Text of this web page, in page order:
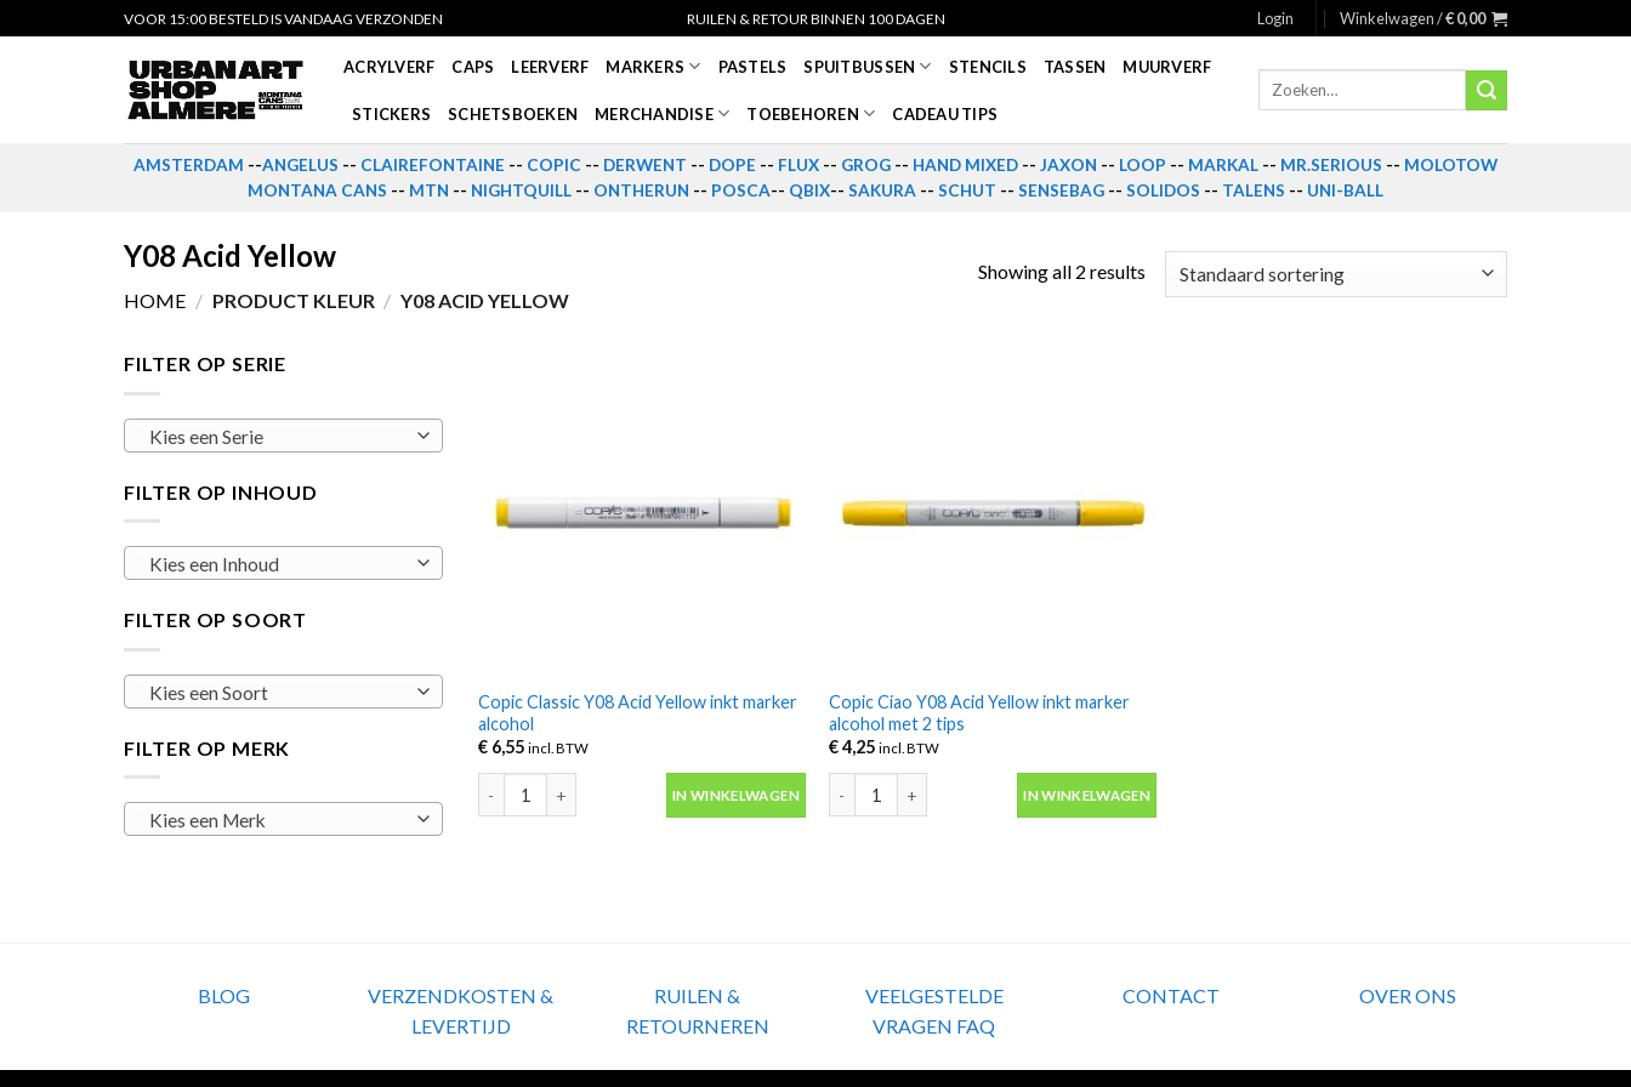
to
VOOR 15:00 BESTELD IS VANDAAG VERZONDEN RUILEN & RETOUR BINNEN 100 DAGEN Login Winkelwagen /€0,00
ACRYLVERF CAPS LEERVERF MARKERS PASTELS SPUITBUSSEN STENCILS TASSEN MUURVERF
STICKERS SCHETSBOEKEN MERCHANDISE TOEBEHOREN CADEAU TIPS
Zoeken
AMSTERDAM --ANGELUS -- CLAIREFONTAINE -- COPIC -- DERWENT -- DOPE -- FLUX -- GROG -- HAND MIXED -- JAXON -- LOOP -- MARKAL -- MR.SERIOUS -- MOLOTOW
MONTANA CANS -- MTN -- NIGHTQUILL -- ONTHERUN -- POSCA-- QBIX-- SAKURA -- SCHUT -- SENSEBAG -- SOLIDOS -- TALENS -- UNI-BALL
Y08 Acid Yellow
HOME / PRODUCT KLEUR / Y08 ACID YELLOW
Showing all 2 results
FILTER OP SERIE
Kies een Serie
FILTER OP INHOUD
Kies een Inhoud
FILTER OP SOORT
Kies een Soort
FILTER OP MERK
Kies een Merk
Copic Classic Y08 Acid Yellow inkt marker
alcohol
€ 6,55 incl. BTW
IN WINKELWAGEN
Copic Ciao Y08 Acid Yellow inkt marker
alcohol met 2 tips
€4,25 incl. BTW
IN WINKELWAGEN
BLOG
VERZENDKOSTEN &
LEVERTIJD
RUILEN &
RETOURNEREN
VEELGESTELDE
VRAGEN FAQ
CONTACT OVER ONS